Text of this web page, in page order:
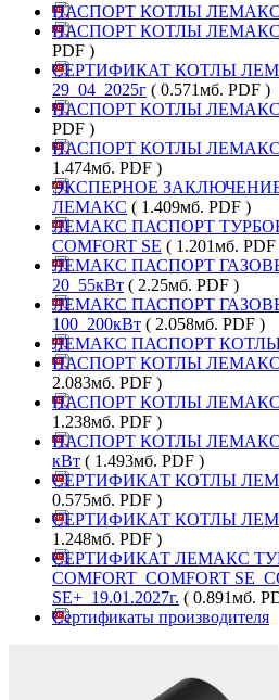
ПАСПОРТ КОТЛЫ
ПАСПОРТ КОТЛЫ
PDF )
СЕРТИФИКАТ КОТЛЫ
29_04_2025г ( 0.571мб. PDF )
ПАСПОРТ КОТЛЫ
PDF )
ПАСПОРТ КОТЛЫ ЛЕМАКС
1.474мб. PDF )
ЭКСПЕРНОЕ
ЛЕМАКС ( 1.409мб. PDF )
ЛЕМАКС ПАСПОРТ
COMFORT SE ( 1.201мб. PDF
ЛЕМАКС ПАСПОРТ
20_55кВт ( 2.25мб. PDF )
ЛЕМАКС ПАСПОРТ
100_200кВт ( 2.058мб. PDF )
ЛЕМАКС ПАСПОРТ КОТЛЫ
ПАСПОРТ КОТЛЫ ЛЕМАКС
2.083мб. PDF )
ПАСПОРТ КОТЛЫ ЛЕМАКС
1.238мб. PDF )
ПАСПОРТ КОТЛЫ ЛЕМАКС
кВт ( 1.493мб. PDF )
СЕРТИФИКАТ КОТЛЫ
0.575мб. PDF )
СЕРТИФИКАТ КОТЛЫ
1.248мб. PDF )
СЕРТИФИКАТ ЛЕМАКС
COMFORT_COMFORT
SE+_19.01.2027г. ( 0.891мб.
Сертификаты производителя